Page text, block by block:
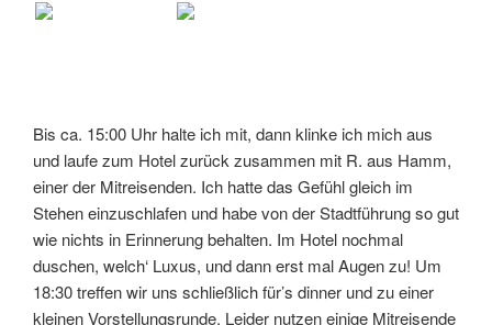
Bis ca. 15:00 Uhr halte ich mit, dann klinke ich mich aus
und laufe zum Hotel zurück zusammen mit R. aus Hamm,
einer der Mitreisenden. Ich hatte das Gefühl gleich im
Stehen einzuschlafen und habe von der Stadtführung so gut
wie nichts in Erinnerung behalten. Im Hotel nochmal
duschen, welch‘ Luxus, und dann erst mal Augen zu! Um
18:30 treffen wir uns schließlich für’s dinner und zu einer
kleinen Vorstellungsrunde. Leider nutzen einige Mitreisende